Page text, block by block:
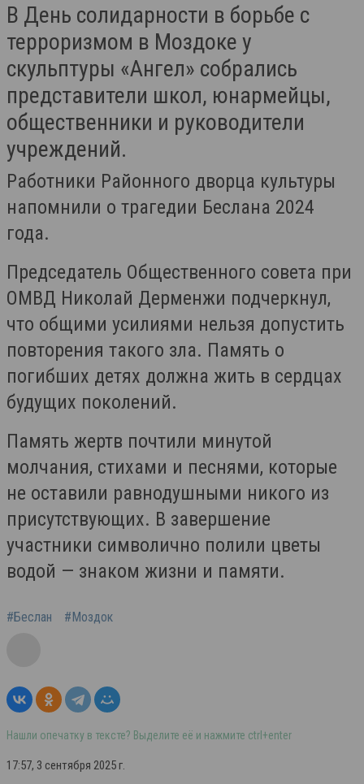
В День солидарности в борьбе с
терроризмом в Моздоке у
скульптуры «Ангел» собрались
представители школ, юнармейцы,
общественники и руководители
учреждений.
Работники Районного дворца культуры
напомнили о трагедии Беслана 2024
года.
Председатель Общественного совета при
ОМВД Николай Дерменжи подчеркнул,
что общими усилиями нельзя допустить
повторения такого зла. Память о
погибших детях должна жить в сердцах
будущих поколений.
Память жертв почтили минутой
молчания, стихами и песнями, которые
не оставили равнодушными никого из
присутствующих. В завершение
участники символично полили цветы
водой — знаком жизни и памяти.
#Беслан #Моздок
Нашли опечатку в тексте? Выделите её и нажмите ctrl+enter
17:57, 3 сентября 2025 г.